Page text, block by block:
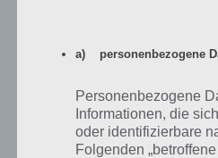
Spannung pur in der App Tail Drift! In
Rennen musst du nicht nur
Gegnern zu sichern. Verschiedene
Abwechslung, die Flugzeuge
umgesetzte Landschaften sorgen für
a) personenbezogene
Personenbezogene
Informationen, die
oder identifizierbare
Folgenden